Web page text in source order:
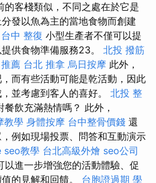
的客棧類似，不同之處在於它是
發以魚為主的當地食物而創建
台中 整復 小型生產者不僅可以提
供食物準備服務23。 北投 撥筋
薦 台北 推拿 烏日按摩 此外，
而有些活動可能是乾活動，因此
並考慮到客人的喜好。 北投 整
飲充滿熱情嗎？ 此外，
教學 身體按摩 台中整骨價錢 還
例如現場投票、問答和互動演示
seo教學 台北高級外燴 seo公司
以進一步增強您的活動體驗、促
的見解和回饋。 台胞證過期 學